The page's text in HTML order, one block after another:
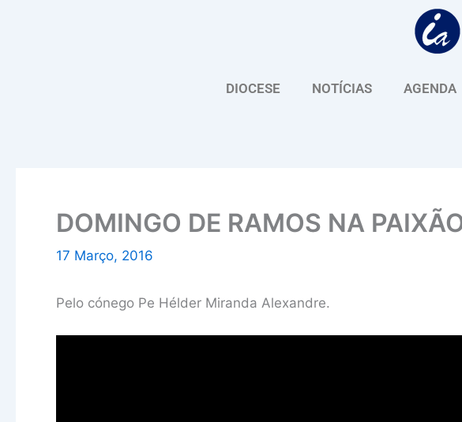
DIOCESE NOTÍCIAS AGENDA
DOMINGO DE RAMOS NA
17 Março, 2016
Pelo cónego Pe Hélder Miranda Alexandre.